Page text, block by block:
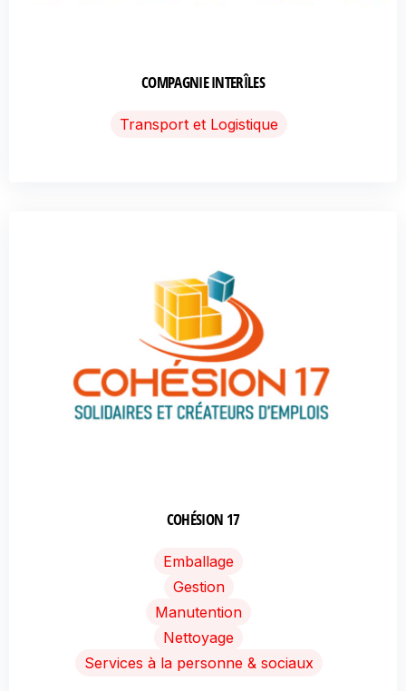
COMPAGNIE INTERÎLES
Transport et Logistique
COHÉSION 17
Emballage
Gestion
Manutention
Nettoyage
Services à la personne & sociaux